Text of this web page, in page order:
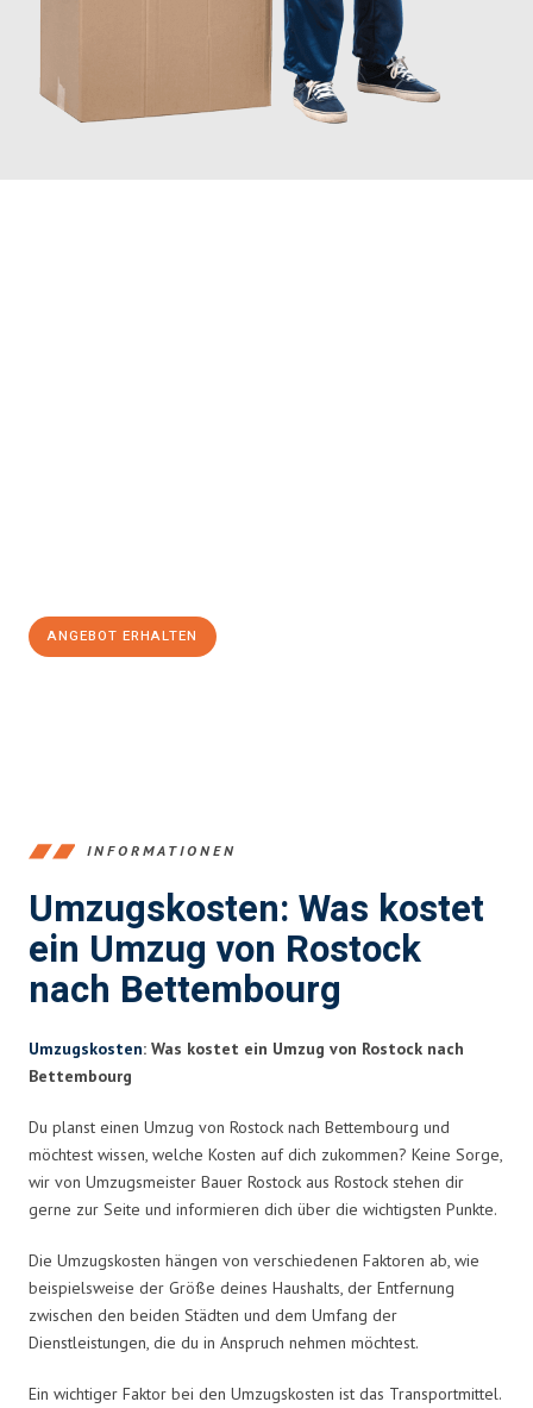
ANGEBOT ERHALTEN
INFORMATIONEN
Umzugskosten: Was kostet
ein Umzug von Rostock
nach Bettembourg
Umzugskosten: Was kostet ein Umzug von Rostock nach
Bettembourg
Du planst einen Umzug von Rostock nach Bettembourg und
möchtest wissen, welche Kosten auf dich zukommen? Keine Sorge,
wir von Umzugsmeister Bauer Rostock aus Rostock stehen dir
gerne zur Seite und informieren dich über die wichtigsten Punkte.
Die Umzugskosten hängen von verschiedenen Faktoren ab, wie
beispielsweise der Größe deines Haushalts, der Entfernung
zwischen den beiden Städten und dem Umfang der
Dienstleistungen, die du in Anspruch nehmen möchtest.
Ein wichtiger Faktor bei den Umzugskosten ist das Transportmittel.